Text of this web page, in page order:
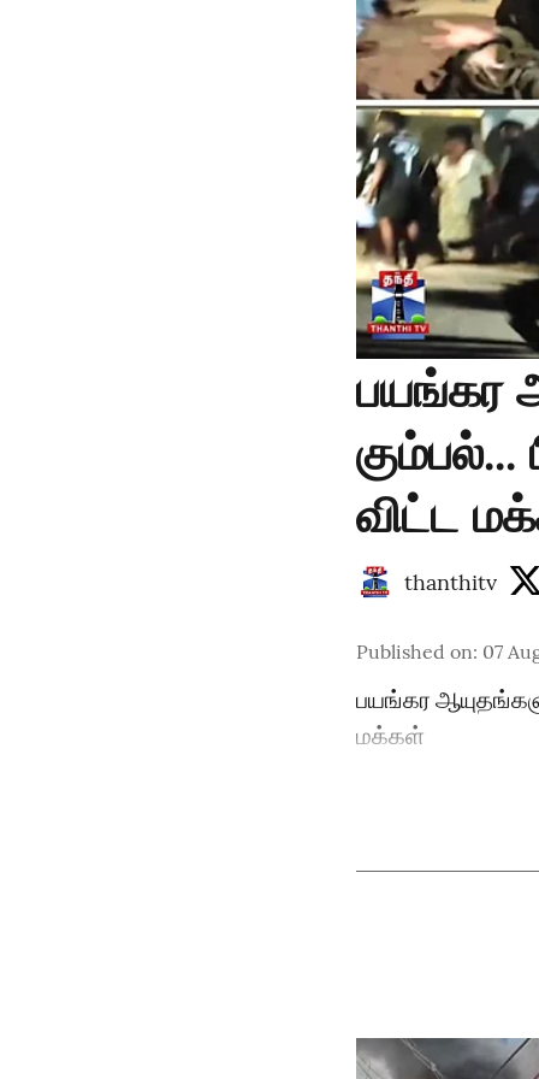
பயங்கர
விட்ட
thanthitv
Published on: 07
பயங்கர
மக்கள்